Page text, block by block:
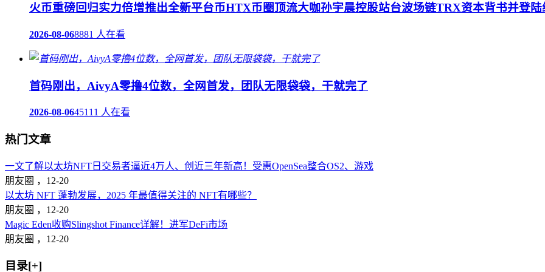
火币重磅回归实力倍增推出全新平台币HTX币圈顶流大咖孙宇晨控股站台波场链TRX资本背书并登
2026-08-068881 人在看
首码刚出，AivyA零撸4位数，全网首发，团队无限袋袋，干就完了
2026-08-0645111 人在看
热门文章
一文了解以太坊NFT日交易者逼近4万人、创近三年新高！受惠OpenSea整合OS2、游戏
朋友圈 ， 12-20
以太坊 NFT 蓬勃发展，2025 年最值得关注的 NFT有哪些？
朋友圈 ， 12-20
Magic Eden收购Slingshot Finance详解！进军DeFi市场
朋友圈 ， 12-20
目录[+]